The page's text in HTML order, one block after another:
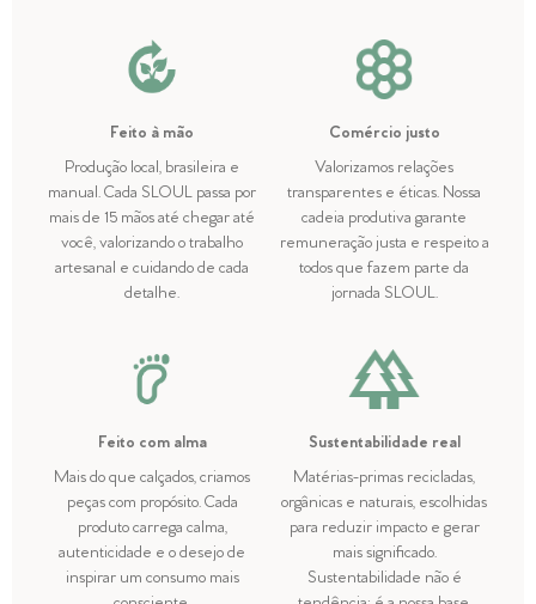
Feito à mão
Produção local, brasileira e
manual. Cada SLOUL passa por
mais de 15 mãos até chegar até
você, valorizando o trabalho
artesanal e cuidando de cada
detalhe.
Comércio justo
Valorizamos relações
transparentes e éticas. Nossa
cadeia produtiva garante
remuneração justa e respeito a
todos que fazem parte da
jornada SLOUL.
Feito com alma
Mais do que calçados, criamos
peças com propósito. Cada
produto carrega calma,
autenticidade e o desejo de
inspirar um consumo mais
Sustentabilidade real
Matérias-primas recicladas,
orgânicas e naturais, escolhidas
para reduzir impacto e gerar
mais significado.
Sustentabilidade não é